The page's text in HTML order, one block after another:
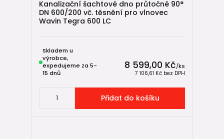
Kanalizační šachtové dno průtočné 90°
DN 600/200 vč. těsnění pro vlnovec
Wavin Tegra 600 LC
8 599,00 Kč/ks
7 106,61 Kč bez DPH
Skladem u
výrobce,
expedujeme za 5-
15 dnů
Přidat do košíku